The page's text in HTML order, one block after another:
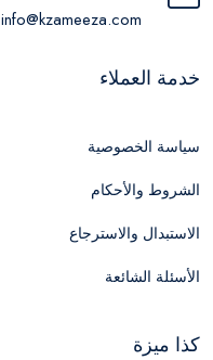
info@kzameeza.com
خدمة العملاء
سياسة الخصوصية
الشروط والأحكام
الاستبدال والاسترجاع
الأسئلة الشائعة
كذا ميزة